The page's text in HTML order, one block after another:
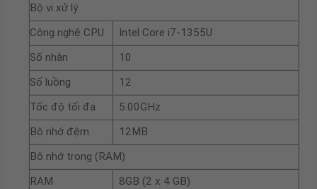
Bộ vi xử lý
Công nghệ CPU
Intel Core i7-1355U
Số nhân
10
Số luồng
12
Tốc độ tối đa
5.00GHz
Bộ nhớ đệm
12MB
Bộ nhớ trong (RAM)
RAM
8GB (2 x 4 GB)